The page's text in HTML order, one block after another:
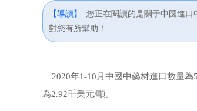
【導讀】
您正在閱讀的是關于中國進
對您有所幫助！
2020年1-10月中國中藥材進口數量為
為2.92千美元/噸。